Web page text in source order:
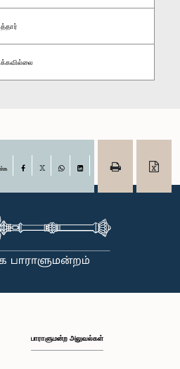
Facebook
பாராளுமன்ற அலுவல்கள்